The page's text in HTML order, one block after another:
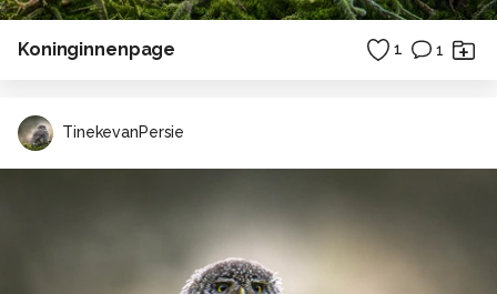
Koninginnenpage 1 1
TinekevanPersie